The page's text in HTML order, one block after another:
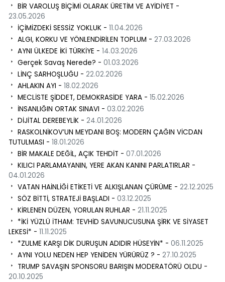
BİR VAROLUŞ BİÇİMİ OLARAK ÜRETİM VE AYİDİYET -
23.05.2026
İÇİMİZDEKİ SESSİZ YOKLUK - 11.04.2026
ALGI, KORKU VE YÖNLENDİRİLEN TOPLUM - 27.03.2026
AYNI ÜLKEDE İKİ TÜRKİYE - 14.03.2026
Gerçek Savaş Nerede? - 01.03.2026
LİNÇ SARHOŞLUĞU - 22.02.2026
AHLAKIN AYI - 18.02.2026
MECLİSTE ŞİDDET, DEMOKRASİDE YARA - 15.02.2026
İNSANLIĞIN ORTAK SINAVI - 03.02.2026
DİJİTAL DEREBEYLİK - 24.01.2026
RASKOLNİKOV’UN MEYDANI BOŞ: MODERN ÇAĞIN VİCDAN
TUTULMASI - 18.01.2026
BİR MAKALE DEĞİL, AÇIK TEHDİT - 07.01.2026
KILICI PARLAMAYANIN, YERE AKAN KANINI PARLATIRLAR -
04.01.2026
VATAN HAİNLİĞİ ETİKETİ VE ALKIŞLANAN ÇÜRÜME - 22.12.2025
SÖZ BİTTİ, STRATEJİ BAŞLADI - 03.12.2025
KİRLENEN DÜZEN, YORULAN RUHLAR - 21.11.2025
*İKİ YÜZLÜ İTHAM: TEVHİD SAVUNUCUSUNA ŞİRK VE SİYASET
LEKESİ* - 11.11.2025
*ZULME KARŞI DİK DURUŞUN ADIDIR HÜSEYİN* - 06.11.2025
AYNI YOLU NEDEN HEP YENİDEN YÜRÜRÜZ ? - 27.10.2025
TRUMP SAVAŞIN SPONSORU BARIŞIN MODERATÖRÜ OLDU -
20.10.2025